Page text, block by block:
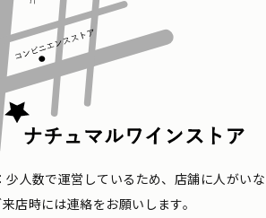
少人数で運営しているため、店舗に人がい
店時には連絡をお願いします。